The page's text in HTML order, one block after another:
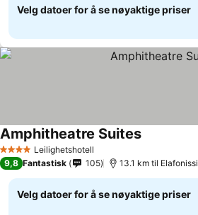
Velg datoer for å se nøyaktige priser
4 StjernerLeilighetshotell
Amphitheatre Suites
9,8 Fantastisk 105 13.1 km til Elafonissi
Velg datoer for å se nøyaktige priser